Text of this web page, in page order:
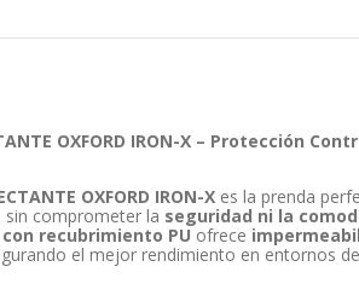
OXFORD IRON-X – Protección
OXFORD IRON-X es la prenda
sin comprometer la seguridad ni la
recubrimiento PU ofrece
el mejor rendimiento en entornos